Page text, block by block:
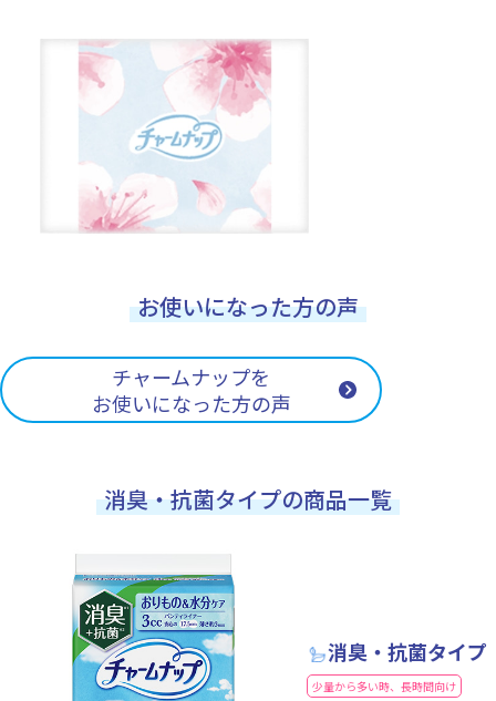
お使いになった方の声
チャームナップを
お使いになった方の声
消臭・抗菌タイプの商品一覧
消臭・抗菌タイプ
少量から多い時、長時間向け